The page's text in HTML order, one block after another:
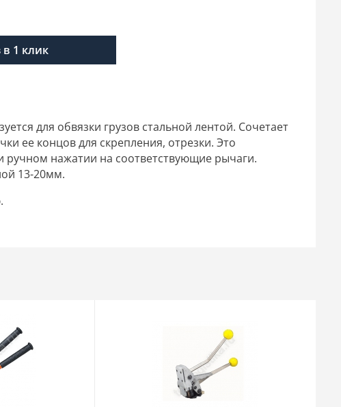
в 1 клик
для обвязки грузов стальной лентой. Сочетает
ее концов для скрепления, отрезки. Это
нажатии на соответствующие рычаги.
13-20мм.